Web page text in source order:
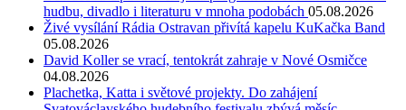
hudbu, divadlo i literaturu v mnoha podobách 05.08.2026
Živé vysílání Rádia Ostravan přivítá kapelu KuKačka Band
05.08.2026
David Koller se vrací, tentokrát zahraje v Nové Osmičce
04.08.2026
Plachetka, Katta i světové projekty. Do zahájení